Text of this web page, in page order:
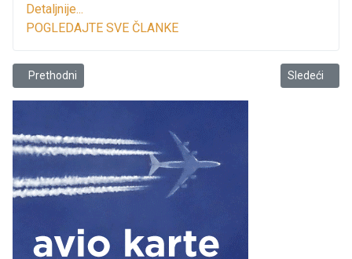
Detaljnije...
POGLEDAJTE SVE ČLANKE
Prethodni članak: J.V. je upućen u spuški zatvor
Prethodni Sledeći
Sledeći